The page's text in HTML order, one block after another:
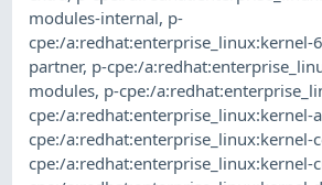
modules-internal, p-
cpe:/a:redhat:enterprise_linux:kernel-
partner, p-cpe:/
modules, p-cpe:/
cpe:/a:redhat:enterprise_linux:kernel-
cpe:/a:redhat:enterprise_linux:kernel-
cpe:/a:redhat:enterprise_linux:kernel-